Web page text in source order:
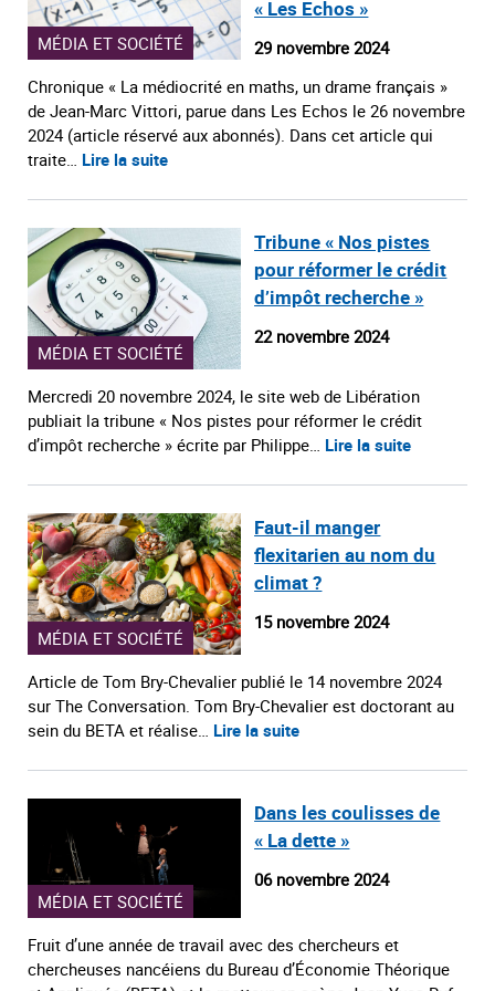
MÉDIA ET SOCIÉTÉ
« Les Echos »
29 novembre 2024
Chronique « La médiocrité en maths, un drame français »
de Jean-Marc Vittori, parue dans Les Echos le 26 novembre
2024 (article réservé aux abonnés). Dans cet article qui
traite… Lire la suite
MÉDIA ET SOCIÉTÉ
Tribune « Nos pistes
pour réformer le crédit
d’impôt recherche »
22 novembre 2024
Mercredi 20 novembre 2024, le site web de Libération
publiait la tribune « Nos pistes pour réformer le crédit
d’impôt recherche » écrite par Philippe… Lire la suite
MÉDIA ET SOCIÉTÉ
Faut-il manger
flexitarien au nom du
climat ?
15 novembre 2024
Article de Tom Bry-Chevalier publié le 14 novembre 2024
sur The Conversation. Tom Bry-Chevalier est doctorant au
sein du BETA et réalise… Lire la suite
MÉDIA ET SOCIÉTÉ
Dans les coulisses de
« La dette »
06 novembre 2024
Fruit d’une année de travail avec des chercheurs et
chercheuses nancéiens du Bureau d’Économie Théorique